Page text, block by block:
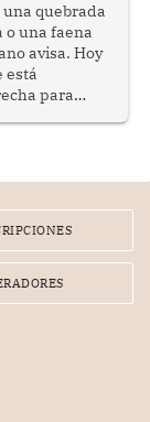
quebrada
o una faena
avisa. Hoy
está
para